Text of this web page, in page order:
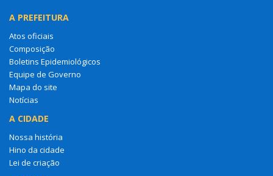
Atos oficiais
Composição
Boletins Epidemiológicos
Equipe de Governo
Mapa do site
Notícias
A CIDADE
Nossa história
Hino da cidade
Lei de criação
SERVIÇOS